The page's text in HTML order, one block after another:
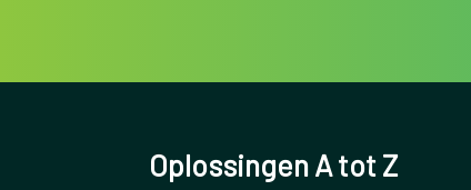
Oplossingen A tot Z